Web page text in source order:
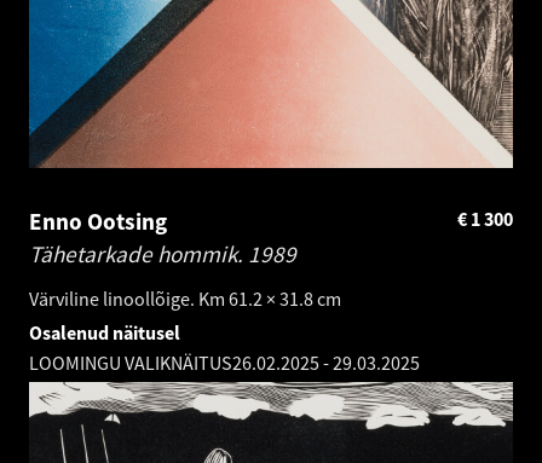
Enno Ootsing
Tähetarkade hommik. 1989
Värviline linoollõige. Km 61.2 × 31.8 cm
1 300
€
Osalenud näitusel
LOOMINGU VALIKNÄITUS26.02.2025-29.03.2025